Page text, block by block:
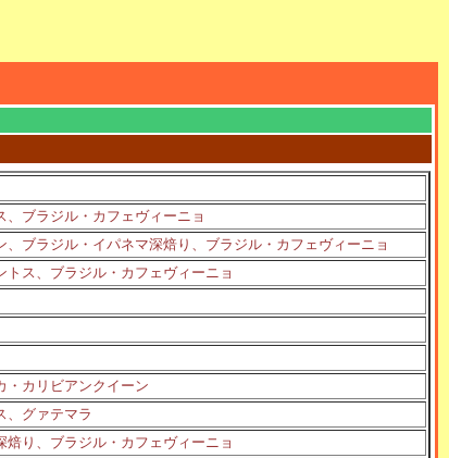
ブラジル・カフェヴィーニョ
ブラジル・イパネマ深焙り、ブラジル・カフェヴィーニョ
ス、ブラジル・カフェヴィーニョ
・カリビアンクイーン
、グァテマラ
り、ブラジル・カフェヴィーニョ